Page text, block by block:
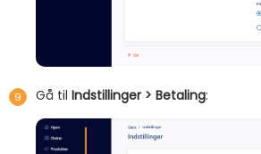
Gå til Indstillinger > Betaling: